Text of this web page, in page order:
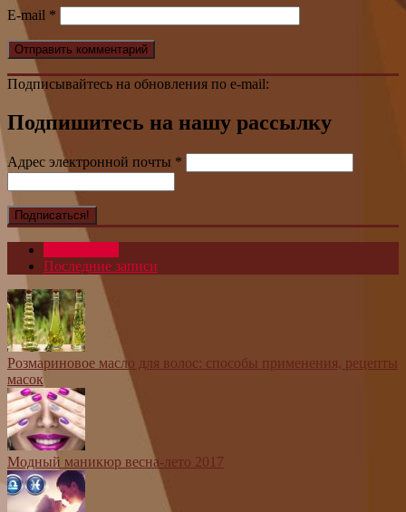
E-mail *
Подписывайтесь на обновления по e-mail:
Подпишитесь на нашу рассылку
Адрес электронной почты *
Последние записи
Розмариновое масло для волос: способы применения, рецепты
масок
Модный маникюр весна-лето 2017